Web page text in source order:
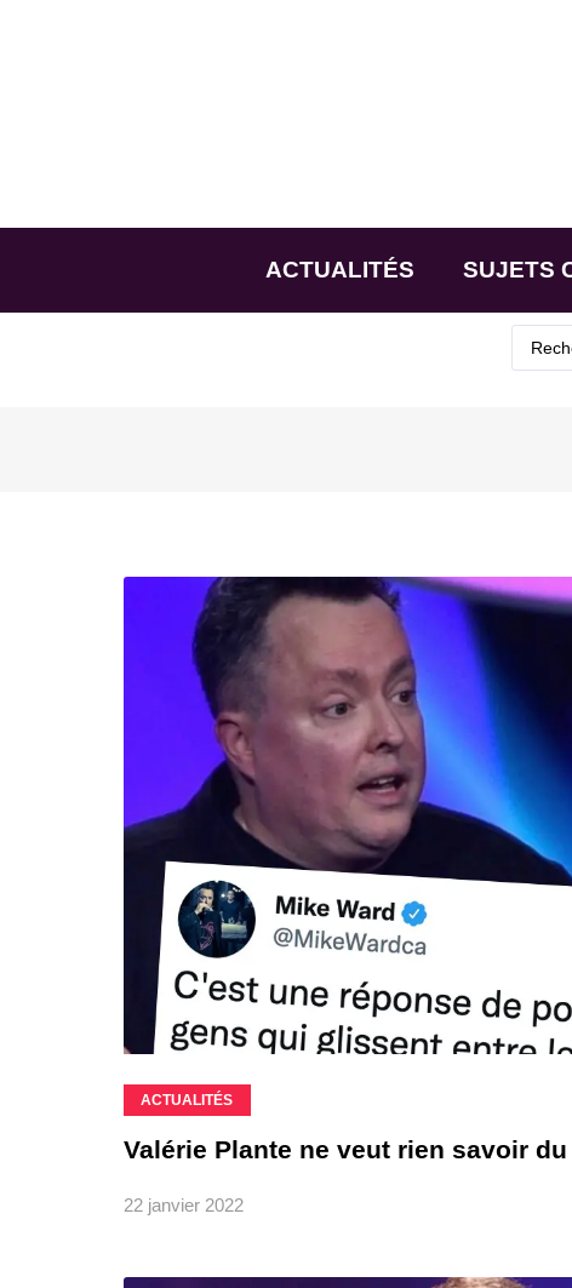
ACTUALITÉS SUJETS
ACTUALITÉS
Valérie Plante ne veut rien savoir
22 janvier 2022